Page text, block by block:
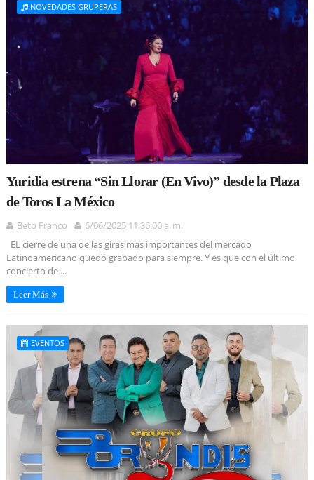
NOVEDADES GRUPERAS
Yuridia estrena “Sin Llorar (En Vivo)” desde la Plaza
de Toros La México
Beto Franco
6/06/2025 11:36:00 a. m.
EL cierre de una de las giras más importantes del mercado
Latinoamericano quedó grabado para siempre. Y es que con el último
concierto de ...
Leer Más
EVENTOS